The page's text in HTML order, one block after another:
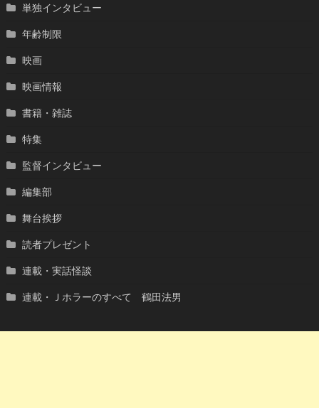
単独インタビュー
年齢制限
映画
映画情報
書籍・雑誌
特集
監督インタビュー
編集部
舞台挨拶
読者プレゼント
連載・実話怪談
連載・Ｊホラーのすべて 鶴田法男